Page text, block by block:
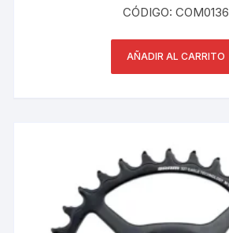
CÓDIGO: COM0136
AÑADIR AL CARRITO